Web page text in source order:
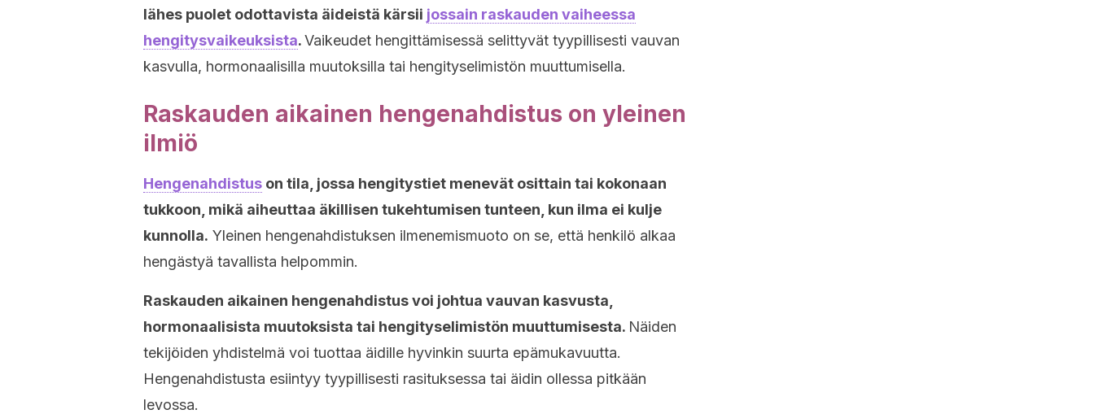
lähes puolet odottavista äideistä kärsii jossain raskauden vaiheessa
hengitysvaikeuksista.Vaikeudet hengittämisessä selittyvät tyypillisesti vauvan
kasvulla, hormonaalisilla muutoksilla tai hengityselimistön muuttumisella.
Raskauden aikainen hengenahdistus on yleinen
ilmiö
Hengenahdistus on tila, jossa hengitystiet menevät osittain tai kokonaan
tukkoon, mikä aiheuttaa äkillisen tukehtumisen tunteen, kun ilma ei kulje
kunnolla. Yleinen hengenahdistuksen ilmenemismuoto on se, että henkilö alkaa
hengästyä tavallista helpommin.
Raskauden aikainen hengenahdistus voi johtua vauvan kasvusta,
hormonaalisista muutoksista tai hengityselimistön muuttumisesta. Näiden
tekijöiden yhdistelmä voi tuottaa äidille hyvinkin suurta epämukavuutta.
Hengenahdistusta esiintyy tyypillisesti rasituksessa tai äidin ollessa pitkään
levossa.